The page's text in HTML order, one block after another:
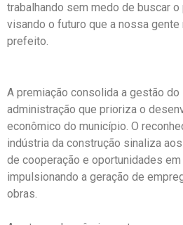
trabalhando sem medo de buscar
visando o futuro que a nossa gente
prefeito.
A premiação consolida a gestão do
administração que prioriza o
econômico do município. O
indústria da construção sinaliza
de cooperação e oportunidades
impulsionando a geração de
obras.